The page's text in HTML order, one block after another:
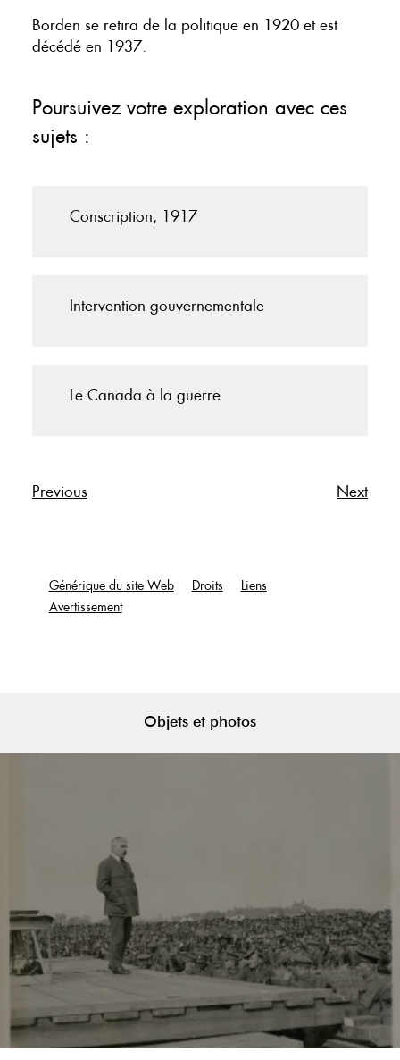
Borden se retira de la politique en 1920 et est
décédé en 1937.
Poursuivez votre exploration avec ces
sujets :
Conscription, 1917
Intervention gouvernementale
Le Canada à la guerre
Previous Next
Générique du site Web Droits
Liens
Avertissement
Objets et photos